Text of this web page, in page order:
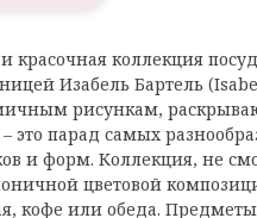
красочная коллекция
Изабель Бартель
рисункам,
– это парад самых
и форм. Коллекция, не
цветовой
кофе или обеда.